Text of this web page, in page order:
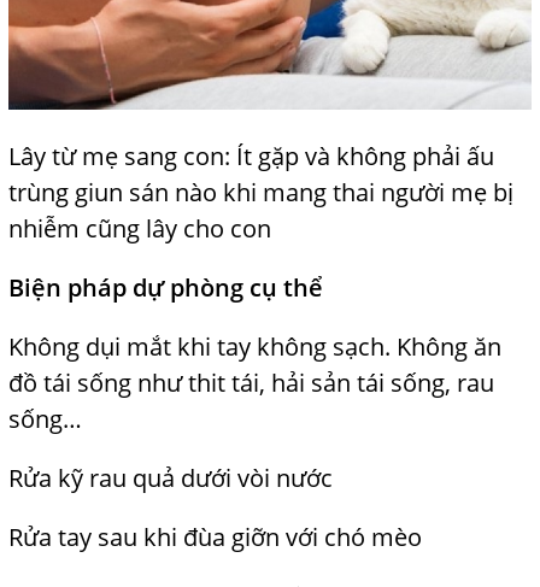
Lây từ mẹ sang con: Ít gặp và không phải ấu
trùngjgiun sán nào khi mang thai người mẹ bị
nhiễm cũng lây cho con
Biện pháp dự phòng cụ thể
Không dụi mắt khi tay không sạch. Không ăn
đồ tái sống như thit tái, hải sản tái sống, rau
sống…
Rửa kỹ rau quả dưới vòi nước
Rửa tay sau khi đùa giỡn với chó mèo